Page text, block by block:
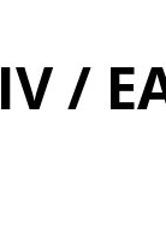
/